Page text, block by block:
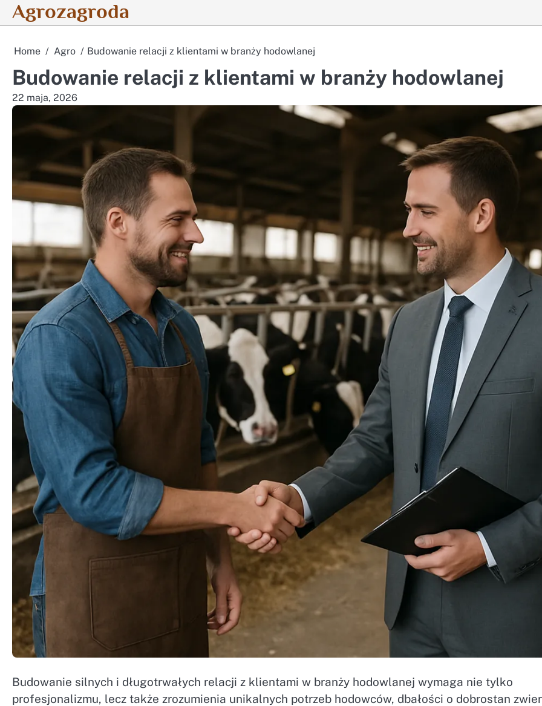
SkipAgrozagroda
Home Agro Budowanie relacji z klientami w branży hodowlanej
Budowanie relacji z klientami w branży hodowlanej
22 maja, 2026
Budowanie silnych i długotrwałych relacji z klientami w branży hodowlanej wymaga nie tylko
profesjonalizmu, lecz także zrozumienia unikalnych potrzeb hodowców, dbałości o dobrostan